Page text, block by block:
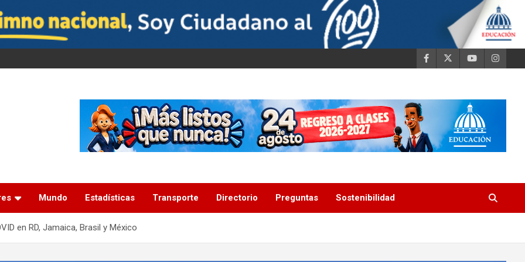
Mundo Estadísticas Transporte Directorio Preguntas Sostenibilidad
en RD, Jamaica, Brasil y México